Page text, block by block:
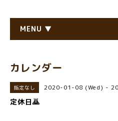
MENU ▼
カレンダー
指定なし 2020-01-08 (Wed) -
定休日🙇